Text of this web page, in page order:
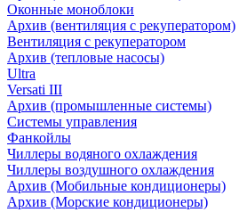
Оконные моноблоки
Архив (вентиляция с рекуператором)
Вентиляция с рекуператором
Архив (тепловые насосы)
Ultra
Versati III
Архив (промышленные системы)
Системы управления
Фанкойлы
Чиллеры водяного охлаждения
Чиллеры воздушного охлаждения
Архив (Мобильные кондиционеры)
Архив (Морские кондиционеры)